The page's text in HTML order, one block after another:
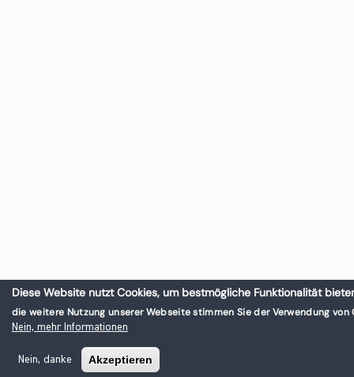
Diese Website nutzt Cookies, um bestmögliche Funktionalität
die weitere Nutzung unserer Webseite stimmen Sie der Verwendung von
Nein, mehr Informationen
Nein, danke Akzeptieren